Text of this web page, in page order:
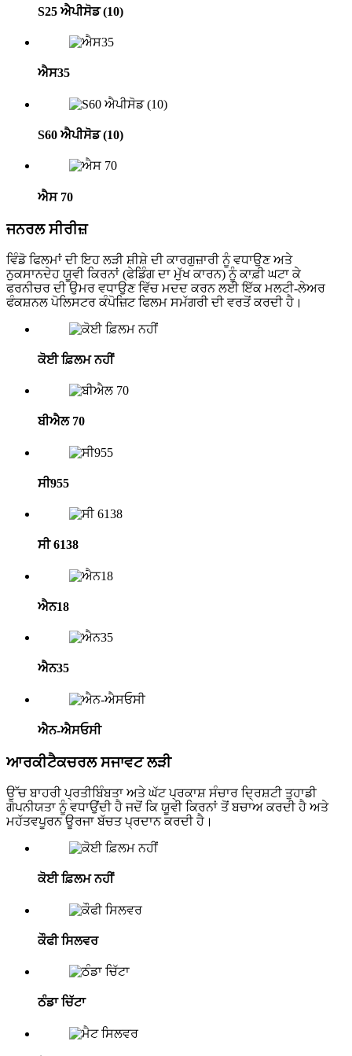
S25 ਐਪੀਸੋਡ (10)
ਐਸ35
S60 ਐਪੀਸੋਡ (10)
ਐਸ 70
ਜਨਰਲ ਸੀਰੀਜ਼
ਵਿੰਡੋ ਫਿਲਮਾਂ ਦੀ ਇਹ ਲੜੀ ਸ਼ੀਸ਼ੇ ਦੀ ਕਾਰਗੁਜ਼ਾਰੀ ਨੂੰ ਵਧਾਉਣ ਅਤੇ
ਨੁਕਸਾਨਦੇਹ ਯੂਵੀ ਕਿਰਨਾਂ (ਫੇਡਿੰਗ ਦਾ ਮੁੱਖ ਕਾਰਨ) ਨੂੰ ਕਾਫ਼ੀ ਘਟਾ ਕੇ
ਫਰਨੀਚਰ ਦੀ ਉਮਰ ਵਧਾਉਣ ਵਿੱਚ ਮਦਦ ਕਰਨ ਲਈ ਇੱਕ ਮਲਟੀ-ਲੇਅਰ
ਫੰਕਸ਼ਨਲ ਪੋਲਿਸਟਰ ਕੰਪੋਜ਼ਿਟ ਫਿਲਮ ਸਮੱਗਰੀ ਦੀ ਵਰਤੋਂ ਕਰਦੀ ਹੈ।
ਕੋਈ ਫ਼ਿਲਮ ਨਹੀਂ
ਬੀਐਲ 70
ਸੀ955
ਸੀ 6138
ਐਨ18
ਐਨ35
ਐਨ-ਐਸਓਸੀ
ਆਰਕੀਟੈਕਚਰਲ ਸਜਾਵਟ ਲੜੀ
ਉੱਚ ਬਾਹਰੀ ਪ੍ਰਤੀਬਿੰਬਤਾ ਅਤੇ ਘੱਟ ਪ੍ਰਕਾਸ਼ ਸੰਚਾਰ ਦ੍ਰਿਸ਼ਟੀ ਤੁਹਾਡੀ
ਗੋਪਨੀਯਤਾ ਨੂੰ ਵਧਾਉਂਦੀ ਹੈ ਜਦੋਂ ਕਿ ਯੂਵੀ ਕਿਰਨਾਂ ਤੋਂ ਬਚਾਅ ਕਰਦੀ ਹੈ ਅਤੇ
ਮਹੱਤਵਪੂਰਨ ਊਰਜਾ ਬੱਚਤ ਪ੍ਰਦਾਨ ਕਰਦੀ ਹੈ।
ਕੋਈ ਫ਼ਿਲਮ ਨਹੀਂ
ਕੌਫੀ ਸਿਲਵਰ
ਠੰਡਾ ਚਿੱਟਾ